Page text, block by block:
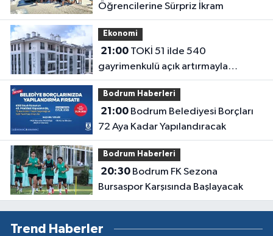
Öğrencilerine Sürpriz İkram
Ekonomi
21:00TOKİ 51 ilde 540
gayrimenkulü açık artırmayla
satıyor: Fiyatlar 700 bin liradan
başlıyor
Bodrum Haberleri
21:00Bodrum Belediyesi Borçları
72 Aya Kadar Yapılandıracak
Bodrum Haberleri
20:30Bodrum FK Sezona
Bursaspor Karşısında Başlayacak
Trend Haberler